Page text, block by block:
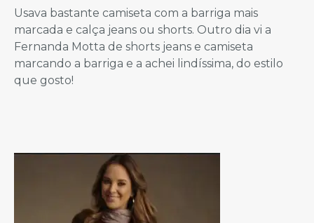
Usava bastante camiseta com a barriga mais
marcada e calça jeans ou shorts. Outro dia vi a
Fernanda Motta de shorts jeans e camiseta
marcando a barriga e a achei lindíssima, do estilo
que gosto!